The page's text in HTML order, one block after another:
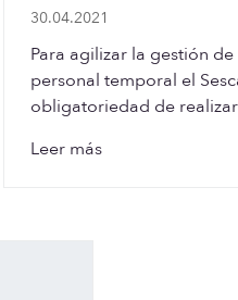
30.04.2021
Para agilizar la gestión
personal temporal el
obligatoriedad de
Leer más